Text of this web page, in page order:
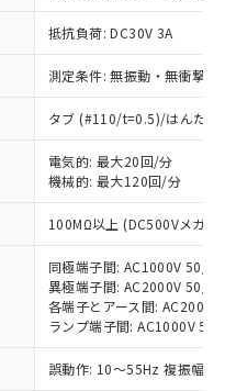
抵抗負荷: DC30V 3A
測定条件: 無振動・無衝撃
タブ (#110/t=0.5)/はんだづ
電気的: 最大20回/分
機械的: 最大120回/分
100MΩ以上 (DC500Vメガ)
同極端子間: AC1000V 50/
異極端子間: AC2000V 50/
各端子とアース間:
ランプ端子間: AC1000V
誤動作: 10～55Hz 複振幅
き、同意のうえ
制御機器事業取扱
令（10物質）の
供可能な商品で
10物質）の非含
える予定のある
指令（10物質）の
対応品を出す予
指令（10物質）の